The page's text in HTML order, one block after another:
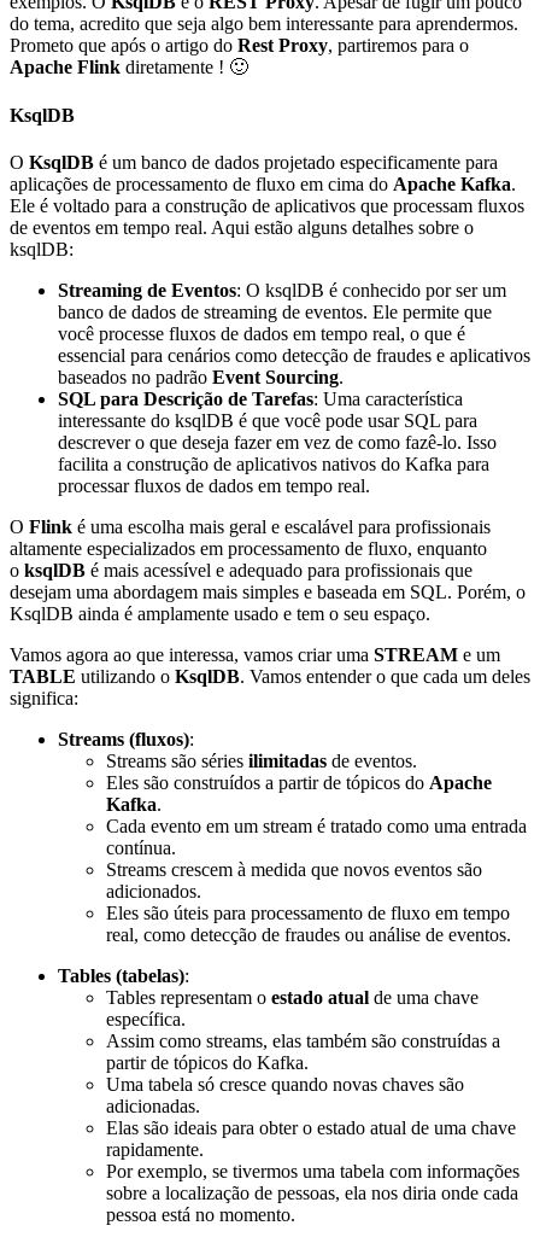
do tema, acredito que seja algo bem interessante para aprendermos.
Prometo que após o artigo do Rest Proxy, partiremos para o
Apache Flink diretamente ! 🙂
KsqlDB
O KsqlDB é um banco de dados projetado especificamente para
aplicações de processamento de fluxo em cima do Apache Kafka.
Ele é voltado para a construção de aplicativos que processam fluxos
de eventos em tempo real. Aqui estão alguns detalhes sobre o
ksqlDB:
Streaming de Eventos: O ksqlDB é conhecido por ser um
banco de dados de streaming de eventos. Ele permite que
você processe fluxos de dados em tempo real, o que é
essencial para cenários como detecção de fraudes e aplicativos
baseados no padrão Event Sourcing.
SQL para Descrição de Tarefas: Uma característica
interessante do ksqlDB é que você pode usar SQL para
descrever o que deseja fazer em vez de como fazê-lo. Isso
facilita a construção de aplicativos nativos do Kafka para
processar fluxos de dados em tempo real.
O Flink é uma escolha mais geral e escalável para profissionais
altamente especializados em processamento de fluxo, enquanto
o ksqlDB é mais acessível e adequado para profissionais que
desejam uma abordagem mais simples e baseada em SQL. Porém, o
KsqlDB ainda é amplamente usado e tem o seu espaço.
Vamos agora ao que interessa, vamos criar uma STREAM e um
TABLE utilizando o KsqlDB. Vamos entender o que cada um deles
significa:
Streams (fluxos):
Streams são séries ilimitadas de eventos.
Eles são construídos a partir de tópicos do Apache
Kafka.
Cada evento em um stream é tratado como uma entrada
contínua.
Streams crescem à medida que novos eventos são
adicionados.
Eles são úteis para processamento de fluxo em tempo
real, como detecção de fraudes ou análise de eventos.
Tables (tabelas):
Tables representam o estado atual de uma chave
específica.
Assim como streams, elas também são construídas a
partir de tópicos do Kafka.
Uma tabela só cresce quando novas chaves são
adicionadas.
Elas são ideais para obter o estado atual de uma chave
rapidamente.
Por exemplo, se tivermos uma tabela com informações
sobre a localização de pessoas, ela nos diria onde cada
pessoa está no momento.